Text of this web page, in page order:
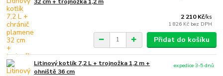
2 210 Kč/ks
1 826 Kč bez DPH
Přidat do košíku
Litinový kotlík 7,2 L + trojnožka 1,2 m +
ohniště 36 cm
expedice 3-5 dnů